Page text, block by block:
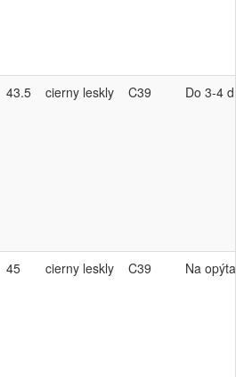
43.5 cierny leskly C39 Do 3-4
45 cierny leskly C39 Na